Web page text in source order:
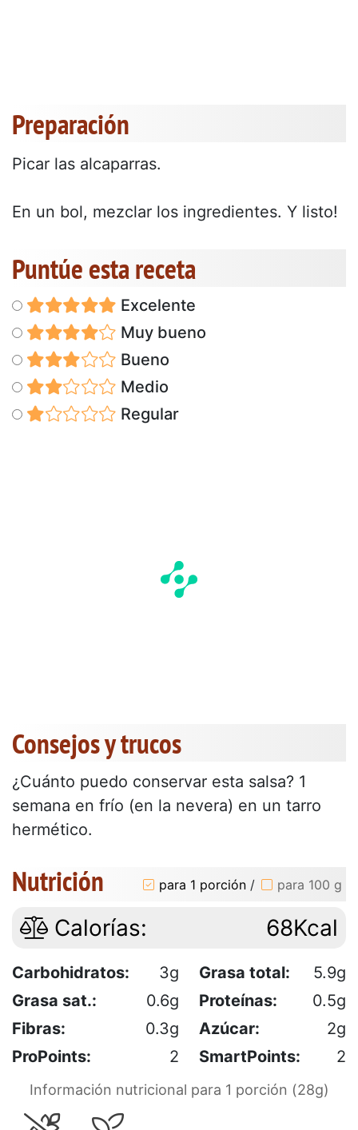
Preparación
Picar las alcaparras.
En un bol, mezclar los ingredientes. Y listo!
Puntúe esta receta
Excelente
Muy bueno
Bueno
Medio
Regular
Consejos y trucos
¿Cuánto puedo conservar esta salsa? 1
semana en frío (en la nevera) en un tarro
hermético.
Nutrición para 1 porción / para 100 g
Calorías: 68Kcal
Carbohidratos: 3g Grasa total:
5.9g
Grasa sat.:
0.6g Proteínas:
0.5g
Fibras:
0.3g Azúcar:
2g
ProPoints:
2 SmartPoints: 2
Información nutricional para 1 porción (28g)